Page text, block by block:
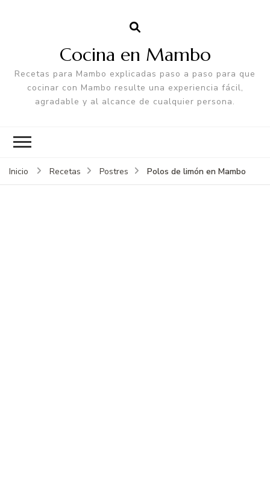
Cocina en Mambo
Recetas para Mambo explicadas paso a paso para que
cocinar con Mambo resulte una experiencia fácil,
agradable y al alcance de cualquier persona.
Inicio Recetas Postres Polos de limón en Mambo